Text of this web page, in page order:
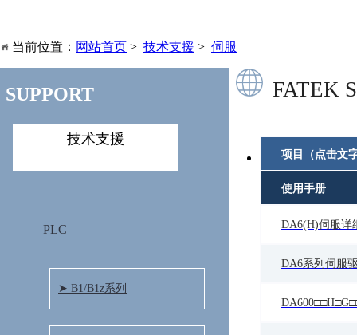
技术支援
SUPPORT
PLC
➤ B1/B1z系列
当前位置： 网站首页 > 技术支援 > 伺服
FATEK
项目（点击文
使用手册
DA6(H)伺服详
DA6系列伺服